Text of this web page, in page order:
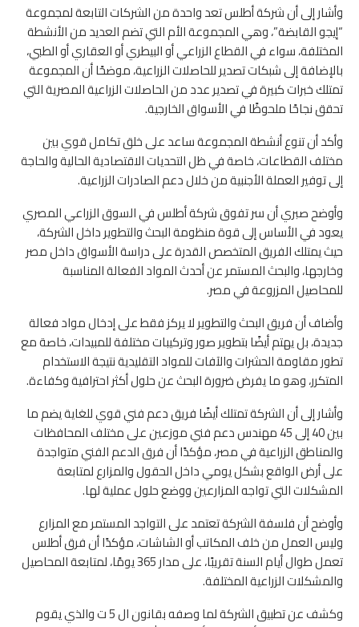
وأشار إلى أن شركة أطلس تعد واحدة من الشركات التابعة لمجموعة
“إيجو القابضة”، وهي المجموعة الأم التي تضم العديد من الأنشطة
المختلفة، سواء في القطاع الزراعي أو البيطري أو العقاري أو الطبي،
بالإضافة إلى شبكات تصدير للحاصلات الزراعية، موضحًا أن المجموعة
تمتلك خبرات كبيرة في تصدير عدد من الحاصلات الزراعية المصرية التي
تحقق نجاحًا ملحوظًا في الأسواق الخارجية.
وأكد أن تنوع أنشطة المجموعة ساعد على خلق تكامل قوي بين
مختلف القطاعات، خاصة في ظل التحديات الاقتصادية الحالية والحاجة
إلى توفير العملة الأجنبية من خلال دعم الصادرات الزراعية.
وأوضح صبري أن سر تفوق شركة أطلس في السوق الزراعي المصري
يعود في الأساس إلى قوة منظومة البحث والتطوير داخل الشركة،
حيث يمتلك الفريق المتخصص القدرة على دراسة الأسواق داخل مصر
وخارجها، والبحث المستمر عن أحدث المواد الفعالة المناسبة
للمحاصيل المزروعة في مصر.
وأضاف أن فريق البحث والتطوير لا يركز فقط على إدخال مواد فعالة
جديدة، بل يهتم أيضًا بتطوير صور وتركيبات مختلفة للمبيدات، خاصة مع
تطور مقاومة الحشرات والآفات للمواد التقليدية نتيجة الاستخدام
المتكرر، وهو ما يفرض ضرورة البحث عن حلول أكثر احترافية وكفاءة.
وأشار إلى أن الشركة تمتلك أيضًا فريق دعم فني قوي للغاية يضم ما
بين 40 إلى 45 مهندس دعم فني موزعين على مختلف المحافظات
والمناطق الزراعية في مصر، مؤكدًا أن فرق الدعم الفني متواجدة
على أرض الواقع بشكل يومي داخل الحقول والمزارع لمتابعة
المشكلات التي تواجه المزارعين ووضع حلول عملية لها.
وأوضح أن فلسفة الشركة تعتمد على التواجد المستمر مع المزارع
وليس العمل من خلف المكاتب أو الشاشات، مؤكدًا أن فرق أطلس
تعمل طوال أيام السنة تقريبًا، على مدار 365 يومًا، لمتابعة المحاصيل
والمشكلات الزراعية المختلفة.
وكشف عن تطبيق الشركة لما وصفه بقانون ال 5 ت والذي يقوم